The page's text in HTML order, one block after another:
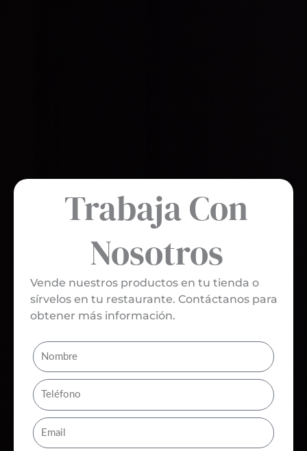
Trabaja Con
Nosotros
Vende nuestros productos en tu tienda o
sírvelos en tu restaurante. Contáctanos para
obtener más información.